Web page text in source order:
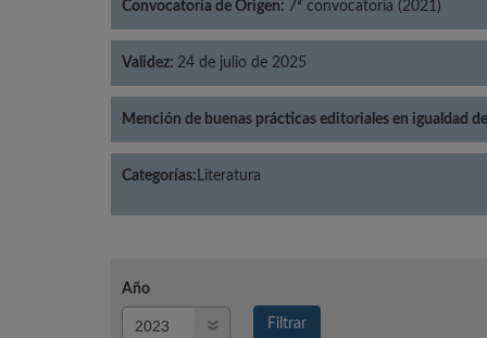
Convocatoria de Origen: 7ª convocatoria (2021)
Validez: 24 de julio de 2025
Mención de buenas prácticas editoriales en igualdad
Categorías: Literatura
Año
Filtrar